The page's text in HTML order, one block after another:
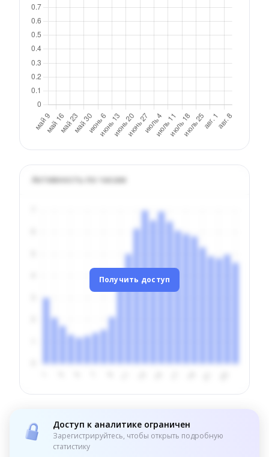
Активность по часам
Получить доступ
Доступ к аналитике ограничен
Зарегистрируйтесь, чтобы открыть подробную
статистику